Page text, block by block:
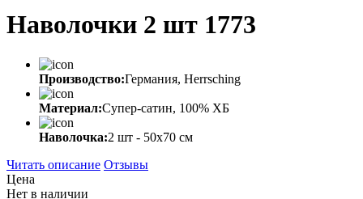
Наволочки 2 шт 1773
Производство:Германия, Herrsching
Материал:Супер-сатин, 100% ХБ
Наволочка:2 шт - 50x70 см
Читать описание Отзывы
Цена
Нет в наличии